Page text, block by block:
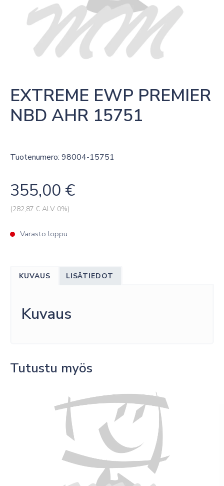
EXTREME EWP PREMIER
NBD AHR 15751
Tuotenumero: 98004-15751
355,00 €
(282,87 € ALV 0%)
Varasto loppu
KUVAUS LISÄTIEDOT
Kuvaus
Tutustu myös